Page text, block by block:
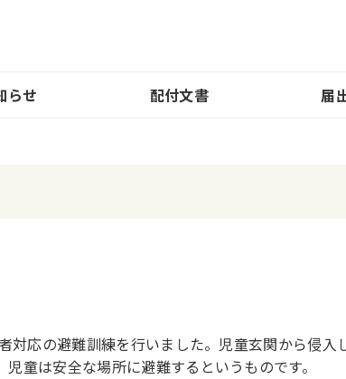
らせ 配付文書 届
応の避難訓練を行いました。児童玄関から侵入
童は安全な場所に避難するというものです。